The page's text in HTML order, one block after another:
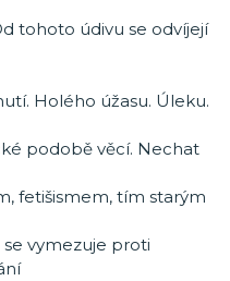
tohoto údivu se odvíjejí
Holého úžasu. Úleku.
podobě věcí. Nechat
fetišismem, tím starým
vymezuje proti